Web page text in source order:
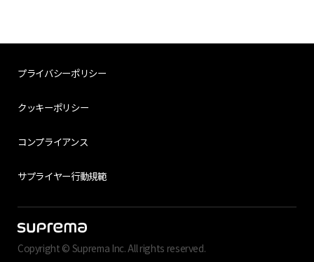
プライバシーポリシー
クッキーポリシー
コンプライアンス
サプライヤー行動規範
Copyright © Suprema Inc. All rights reserved.